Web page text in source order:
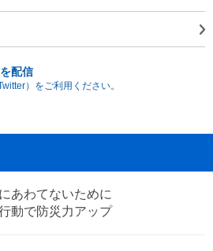
配信
）をご利用ください。
あわてないために
動で防災力アップ